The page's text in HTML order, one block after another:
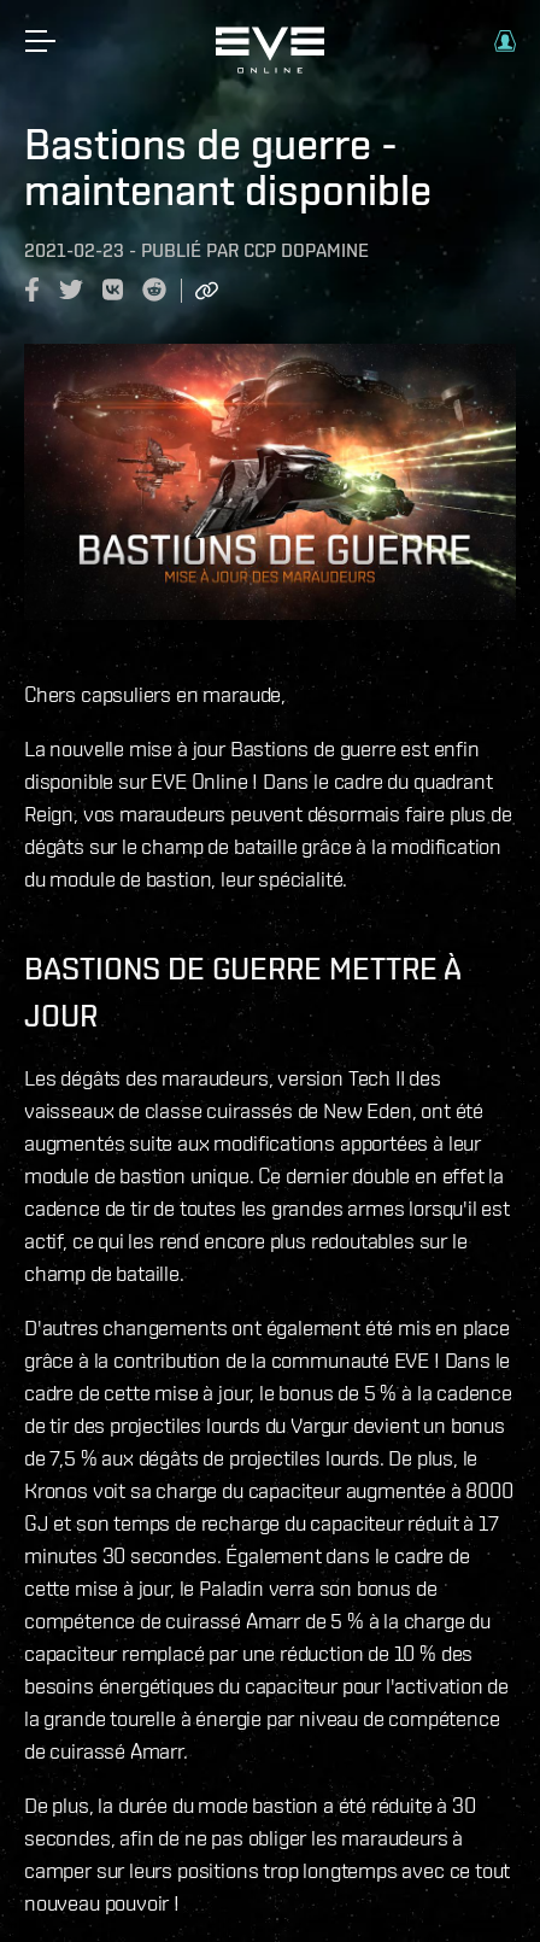
Bastions de guerre -
maintenant disponible
2021-02-23 - PUBLIÉ PAR CCP DOPAMINE
Chers capsuliers en maraude,
La nouvelle mise à jour Bastions de guerre est enfin
disponible sur EVE Online ! Dans le cadre du quadrant
Reign, vos maraudeurs peuvent désormais faire plus de
dégâts sur le champ de bataille grâce à la modification
du module de bastion, leur spécialité.
BASTIONS DE GUERRE METTRE À
JOUR
Les dégâts des maraudeurs, version Tech II des
vaisseaux de classe cuirassés de New Eden, ont été
augmentés suite aux modifications apportées à leur
module de bastion unique. Ce dernier double en effet la
cadence de tir de toutes les grandes armes lorsqu'il est
actif, ce qui les rend encore plus redoutables sur le
champ de bataille.
D'autres changements ont également été mis en place
grâce à la contribution de la communauté EVE ! Dans le
cadre de cette mise à jour, le bonus de 5 % à la cadence
de tir des projectiles lourds du Vargur devient un bonus
de 7,5 % aux dégâts de projectiles lourds. De plus, le
Kronos voit sa charge du capaciteur augmentée à 8000
GJ et son temps de recharge du capaciteur réduit à 17
minutes 30 secondes. Également dans le cadre de
cette mise à jour, le Paladin verra son bonus de
compétence de cuirassé Amarr de 5 % à la charge du
capaciteur remplacé par une réduction de 10 % des
besoins énergétiques du capaciteur pour l'activation de
la grande tourelle à énergie par niveau de compétence
de cuirassé Amarr.
De plus, la durée du mode bastion a été réduite à 30
secondes, afin de ne pas obliger les maraudeurs à
camper sur leurs positions trop longtemps avec ce tout
nouveau pouvoir !